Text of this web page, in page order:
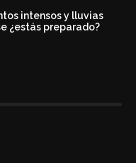
intensos y lluvias
¿estás preparado?